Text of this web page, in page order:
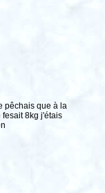
pêchais que à la
8kg j'étais